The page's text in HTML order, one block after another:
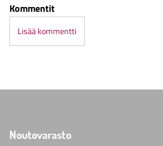
Kommentit
Lisää kommentti
Noutovarasto